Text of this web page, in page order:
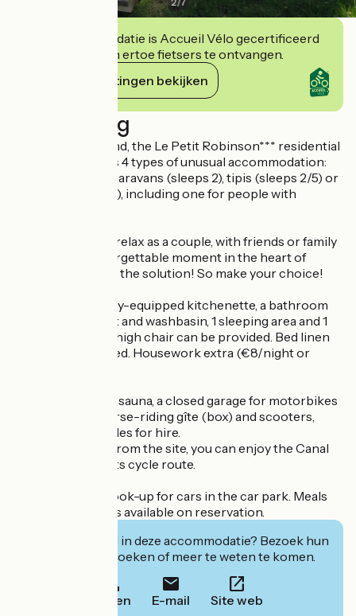
Deze accommodatie is Accueil Vélo gecertificeerd
en verbindt zich ertoe fietsers te ontvangen.
Haar verplichtingen bekijken
Beschrijving
Open all year round, the Le Petit Robinson*** residential
leisure park offers 4 types of unusual accommodation:
igloos (sleeps 2), caravans (sleeps 2), tipis (sleeps 2/5) or
cabins (sleeps 3/5), including one for people with
Would you like to relax as a couple, with friends or family
and enjoy an unforgettable moment in the heart of
nature? We've got the solution! So make your choice!
Each gîte has a fully-equipped kitchenette, a bathroom
with shower, toilet and washbasin, 1 sleeping area and 1
sofa bed. Cot and high chair can be provided. Bed linen
and towels included. Housework extra (€8/night or
You will also find a sauna, a closed garage for motorbikes
and bicycles, a horse-riding gîte (box) and scooters,
bicycles and paddles for hire.
A short distance from the site, you can enjoy the Canal
du Nivernais and its cycle route.
Bonus: electric hook-up for cars in the car park. Meals
and picnic baskets available on reservation.
Geïnteresseerd in deze accommodatie? Bezoek hun
website om te boeken of meer te weten te komen.
Bellen E-mail Site web